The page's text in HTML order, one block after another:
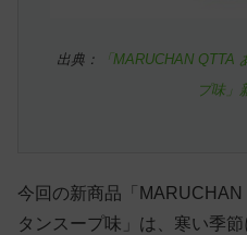
出典：
「MARUCHAN QTTA
プ味」
今回の新商品「MARUCHAN
タンスープ味」は、寒い季